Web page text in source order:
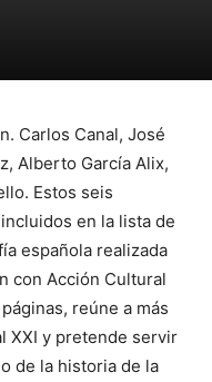
Carlos Canal, José
Alberto García Alix,
Estos seis
en la lista de
española realizada
con Acción Cultural
reúne a más
XXI y pretende servir
de la historia de la